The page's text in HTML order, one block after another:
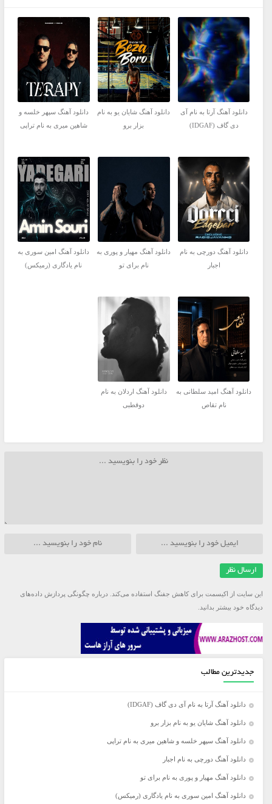
دانلود آهنگ آرتا به نام آی
دی گاف (IDGAF)
دانلود آهنگ شایان یو به نام
بزار برو
دانلود آهنگ سپهر خلسه و
شاهین میری به نام تراپی
دانلود آهنگ دورچی به نام
اجبار
دانلود آهنگ مهیار و پوری به
نام برای تو
دانلود آهنگ امین سوری به
نام یادگاری (رمیکس)
دانلود آهنگ امید سلطانی به
نام تقاص
دانلود آهنگ اردلان به نام
دوقطبی
این سایت از اکیسمت برای کاهش جفنگ استفاده می‌کند. درباره چگونگی پردازش داده‌های
دیدگاه خود بیشتر بدانید.
جدیدترین مطالب
دانلود آهنگ آرتا به نام آی دی گاف (IDGAF)
دانلود آهنگ شایان یو به نام بزار برو
دانلود آهنگ سپهر خلسه و شاهین میری به نام تراپی
دانلود آهنگ دورچی به نام اجبار
دانلود آهنگ مهیار و پوری به نام برای تو
دانلود آهنگ امین سوری به نام یادگاری (رمیکس)